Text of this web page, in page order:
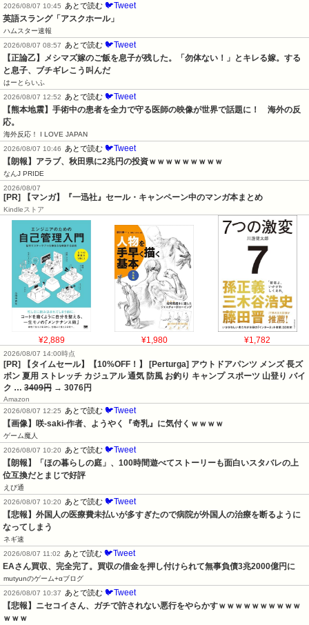
2026/08/07 10:45 あとで読む 🐦Tweet
英語スラング「アスクホール」
ハムスター速報
2026/08/07 08:57
あとで読む 🐦Tweet
【正論乙】メシマズ嫁のご飯を息子が残した。「勿体ない！」とキレる嫁。する
と息子、ブチギレこう叫んだ
はーとらいふ
2026/08/07 12:52
あとで読む 🐦Tweet
【熊本地震】手術中の患者を全力で守る医師の映像が世界で話題に！　海外の反
応。
海外反応！ I LOVE JAPAN
2026/08/07 10:46
あとで読む 🐦Tweet
【朗報】アラブ、秋田県に2兆円の投資ｗｗｗｗｗｗｗｗｗ
なんJ PRIDE
2026/08/07
[PR] 【マンガ】『一迅社』セール・キャンペーン中のマンガ本まとめ
Kindleストア
¥2,889 ¥1,980 ¥1,782
2026/08/07 14:00時点
[PR] 【タイムセール】【10%OFF！】 [Perturga] アウトドアパンツ メンズ 長ズ
ボン 夏用 ストレッチ カジュアル 通気 防風 お釣り キャンプ スポーツ 山登り バイ
ク … 3409円 → 3076円
Amazon
2026/08/07 12:25 あとで読む 🐦Tweet
【画像】咲-saki-作者、ようやく『奇乳』に気付くｗｗｗｗ
ゲーム魔人
2026/08/07 10:20 あとで読む 🐦Tweet
【朗報】「ほの暮らしの庭」、100時間遊べてストーリーも面白いスタバレの上
位互換だとまじで好評
えび通
2026/08/07 10:20 あとで読む 🐦Tweet
【悲報】外国人の医療費未払いが多すぎたので病院が外国人の治療を断るように
なってしまう
ネギ速
2026/08/07 11:02 あとで読む 🐦Tweet
EAさん買収、完全完了。買収の借金を押し付けられて無事負債3兆2000億円に
mutyunのゲーム+αブログ
2026/08/07 10:37 あとで読む 🐦Tweet
【悲報】ニセコイさん、ガチで許されない悪行をやらかすｗｗｗｗｗｗｗｗｗｗ
ｗｗｗ